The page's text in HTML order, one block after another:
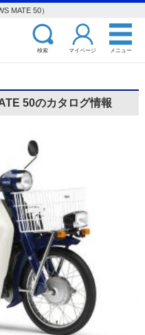
MATE 50）
検索 マイページ メニュー
50のカタログ情報